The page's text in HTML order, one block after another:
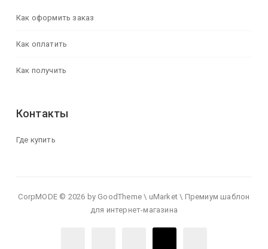
Как оформить заказ
Как оплатить
Как получить
Контакты
Где купить
CorpMODE © 2026 by GoodTheme \ uMarket \ Премиум шаблон
для интернет-магазина